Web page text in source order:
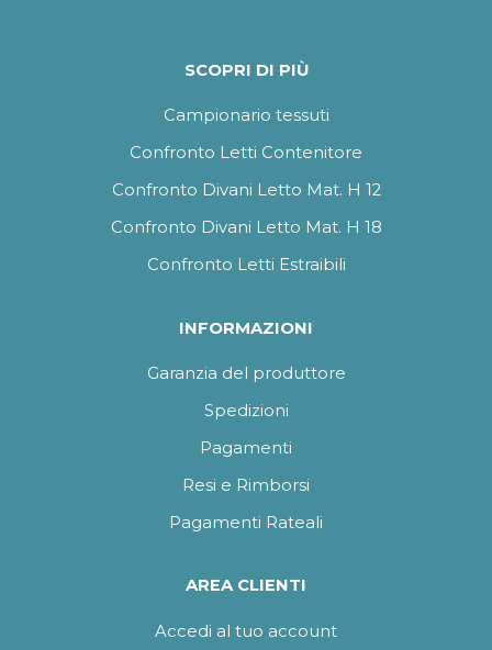
SCOPRI DI PIÙ
Campionario tessuti
Confronto Letti Contenitore
Confronto Divani Letto Mat. H 12
Confronto Divani Letto Mat. H 18
Confronto Letti Estraibili
INFORMAZIONI
Garanzia del produttore
Spedizioni
Pagamenti
Resi e Rimborsi
Pagamenti Rateali
AREA CLIENTI
Accedi al tuo account